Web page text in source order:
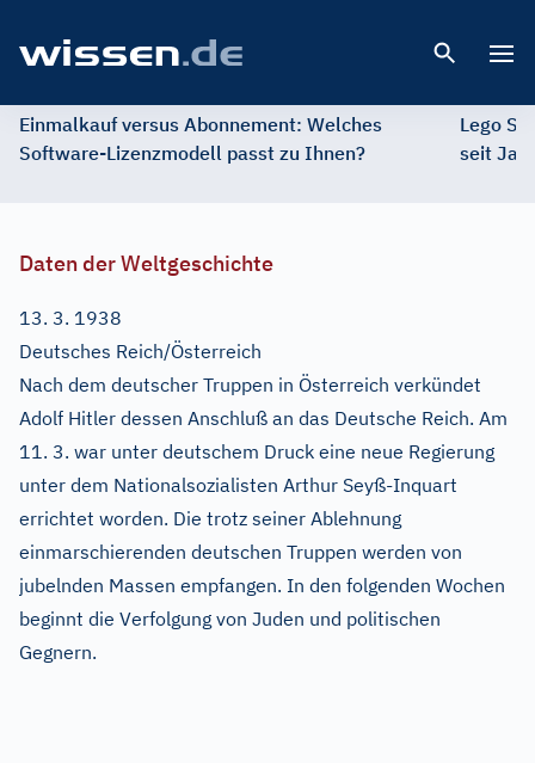
Einmalkauf versus Abonnement: Welches
Software-Lizenzmodell passt zu Ihnen?
Lego
seit
Daten der Weltgeschichte
13. 3. 1938
Deutsches Reich/Österreich
Nach dem deutscher Truppen in Österreich verkündet
Adolf Hitler dessen Anschluß an das Deutsche Reich. Am
11. 3. war unter deutschem Druck eine neue Regierung
unter dem Nationalsozialisten Arthur Seyß-Inquart
errichtet worden. Die trotz seiner Ablehnung
einmarschierenden deutschen Truppen werden von
jubelnden Massen empfangen. In den folgenden Wochen
beginnt die Verfolgung von Juden und politischen
Gegnern.